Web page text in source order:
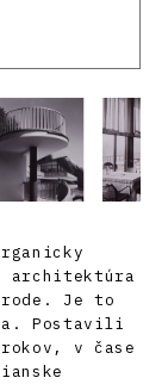
architektúra
Je to
Postavili
v čase